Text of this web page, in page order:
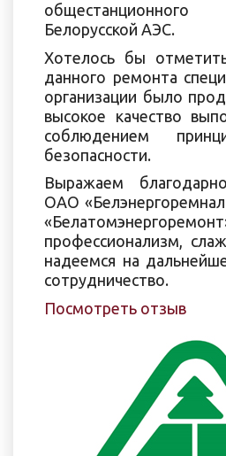
общестанционного
Белорусской АЭС.
Хотелось бы
данного ремонта
организации было
высокое качество
соблюдением
безопасности.
Выражаем
ОАО
профессионализм,
надеемся на
сотрудничество.
Посмотреть отзыв